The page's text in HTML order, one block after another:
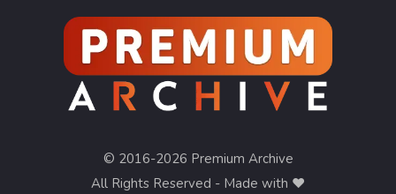
© 2016-2026 Premium Archive
All Rights Reserved - Made with ❤︎